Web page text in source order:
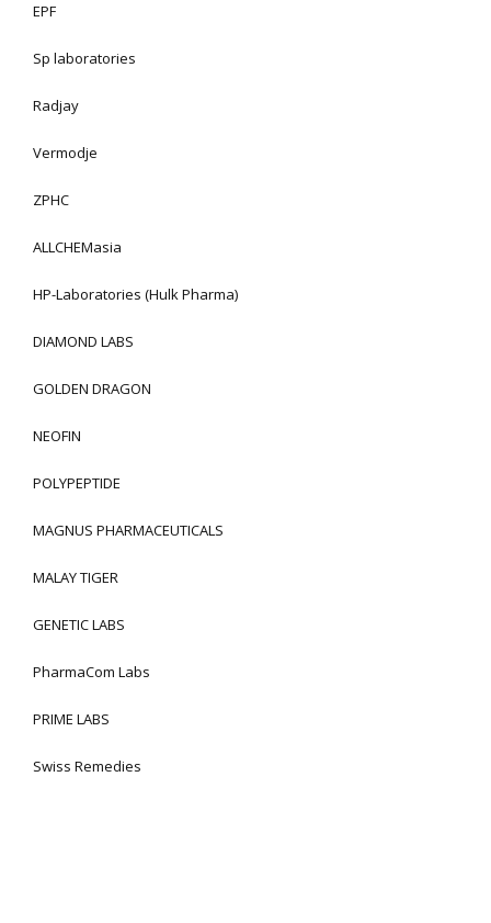
EPF
Sp laboratories
Radjay
Vermodje
ZPHC
ALLCHEMasia
HP-Laboratories (Hulk Pharma)
DIAMOND LABS
GOLDEN DRAGON
NEOFIN
POLYPEPTIDE
MAGNUS PHARMACEUTICALS
MALAY TIGER
GENETIC LABS
PharmaCom Labs
PRIME LABS
Swiss Remedies